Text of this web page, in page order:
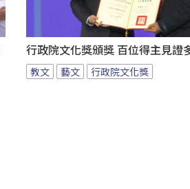
行政院文化獎頒獎 百位得主見證
教文 藝文 行政院文化獎